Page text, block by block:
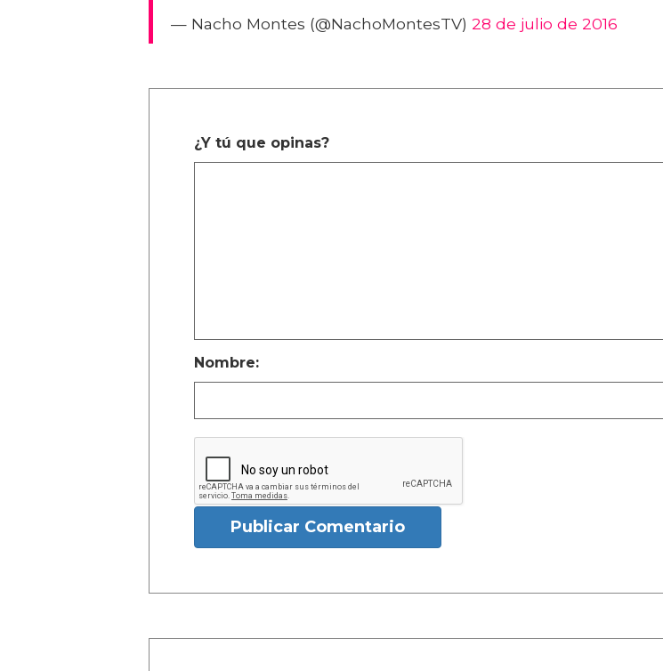
— Nacho Montes (@NachoMontesTV) 28 de julio de 2016
¿Y tú que opinas?
Nombre:
Publicar Comentario